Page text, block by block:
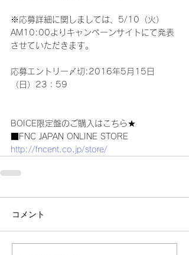
※応募詳細に関しましては、5/10（火）
AM10:00よりキャンペーンサイトにて発表
させていただきます。
応募エントリー〆切:2016年5月15日
（日）23：59
BOICE限定盤のご購入はこちら★
■FNC JAPAN ONLINE STORE
http://fncent.co.jp/store/
コメント